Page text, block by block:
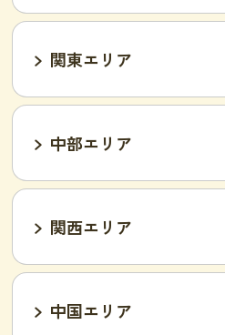
仙台泉店
関東エリア
大宮店
池袋西口店
中部エリア
富山インター店
関西エリア
中国エリア